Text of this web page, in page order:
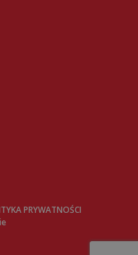
PRYWATNOŚCI